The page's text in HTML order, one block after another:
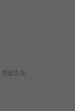
정보조회